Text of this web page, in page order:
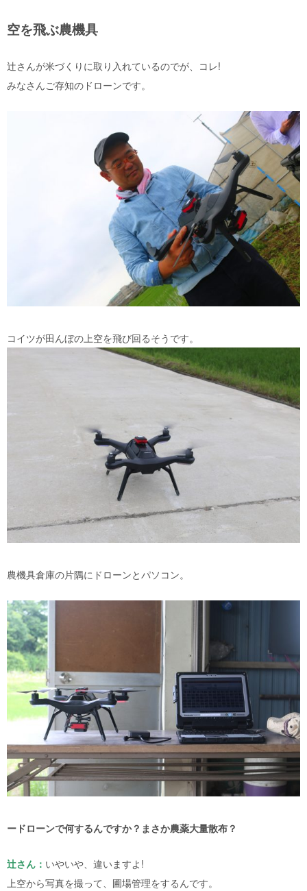
空を飛ぶ農機具
辻さんが米づくりに取り入れているのでが、コレ!
みなさんご存知のドローンです。
コイツが田んぼの上空を飛び回るそうです。
農機具倉庫の片隅にドローンとパソコン。
ードローンで何するんですか？まさか農薬大量散布？
辻さん： いやいや、違いますよ !
上空から写真を撮って、圃場管理をするんです。